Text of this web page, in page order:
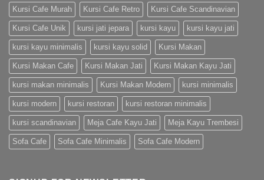
Kursi Cafe Murah Kursi Cafe Retro Kursi Cafe Scandinavian
Kursi Cafe Unik kursi jati jepara kursi kayu kursi kayu jati
kursi kayu minimalis kursi kayu solid Kursi Makan
Kursi Makan Cafe Kursi Makan Jati Kursi Makan Kayu Jati
kursi makan minimalis Kursi Makan Modern kursi minimalis
kursi modern kursi restoran kursi restoran minimalis
kursi scandinavian Meja Cafe Kayu Jati Meja Kayu Trembesi
Sofa Cafe Sofa Cafe Minimalis Sofa Cafe Modern